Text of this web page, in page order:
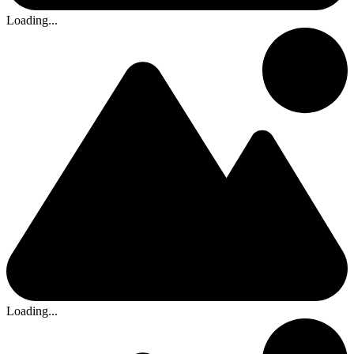
Loading...
Loading...